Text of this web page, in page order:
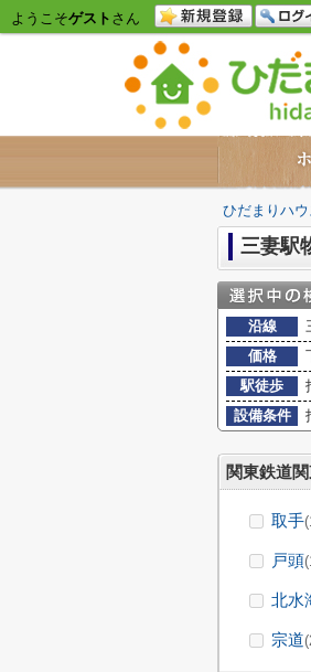
ようこそゲスト さん
ひだまりハウ
三妻駅
沿線
価格
駅徒歩
設備条件
関東鉄道
取手
戸頭
北水
宗道